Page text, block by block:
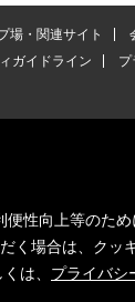
場・関連サイト
ガイドライン プ
便性向上等のた
く場合は、クッ
は、 プライバシ